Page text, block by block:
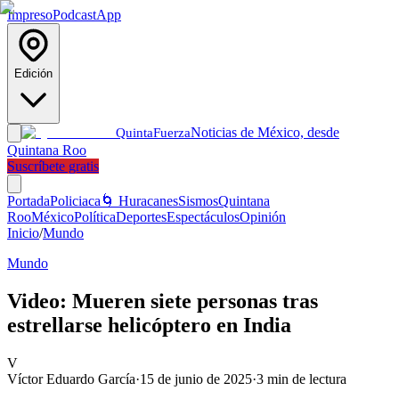
ImpresoPodcastApp
Edición
QuintaFuerzaNoticias de México, desde
Quintana Roo
Suscríbete gratis
PortadaPoliciaca 🌀 HuracanesSismosQuintana
RooMéxicoPolíticaDeportesEspectáculosOpinión
Inicio/Mundo
Mundo
Video: Mueren siete personas tras
estrellarse helicóptero en India
V
Víctor Eduardo García·15 de junio de 2025·3 min de lectura